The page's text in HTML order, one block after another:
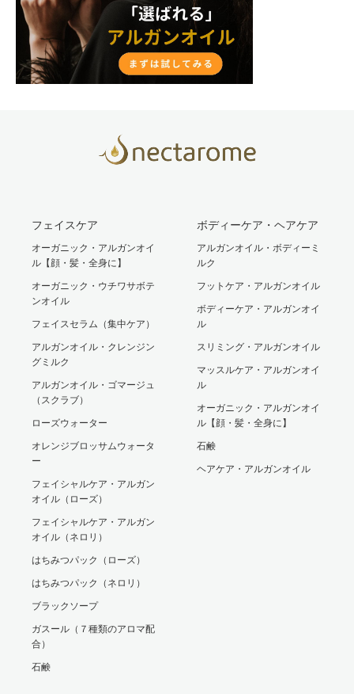
フェイスケア
オーガニック・アルガンオイ
ル【顔・髪・全身に】
オーガニック・ウチワサボテ
ンオイル
フェイスセラム（集中ケア）
アルガンオイル・クレンジン
グミルク
アルガンオイル・ゴマージュ
（スクラブ）
ローズウォーター
オレンジブロッサムウォータ
ー
フェイシャルケア・アルガン
オイル（ローズ）
フェイシャルケア・アルガン
オイル（ネロリ）
はちみつパック（ローズ）
はちみつパック（ネロリ）
ブラックソープ
ガスール（７種類のアロマ配
合）
石鹸
ボディーケア・ヘアケア
アルガンオイル・ボディーミ
ルク
フットケア・アルガンオイル
ボディーケア・アルガンオイ
ル
スリミング・アルガンオイル
マッスルケア・アルガンオイ
ル
オーガニック・アルガンオイ
ル【顔・髪・全身に】
石鹸
ヘアケア・アルガンオイル